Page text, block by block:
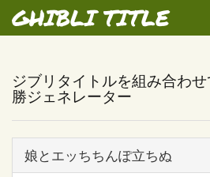
GHIBLI TITLE
ジブリタイトルを組み合わ
勝ジェネレーター
娘とエッちちんぽ立ちぬ